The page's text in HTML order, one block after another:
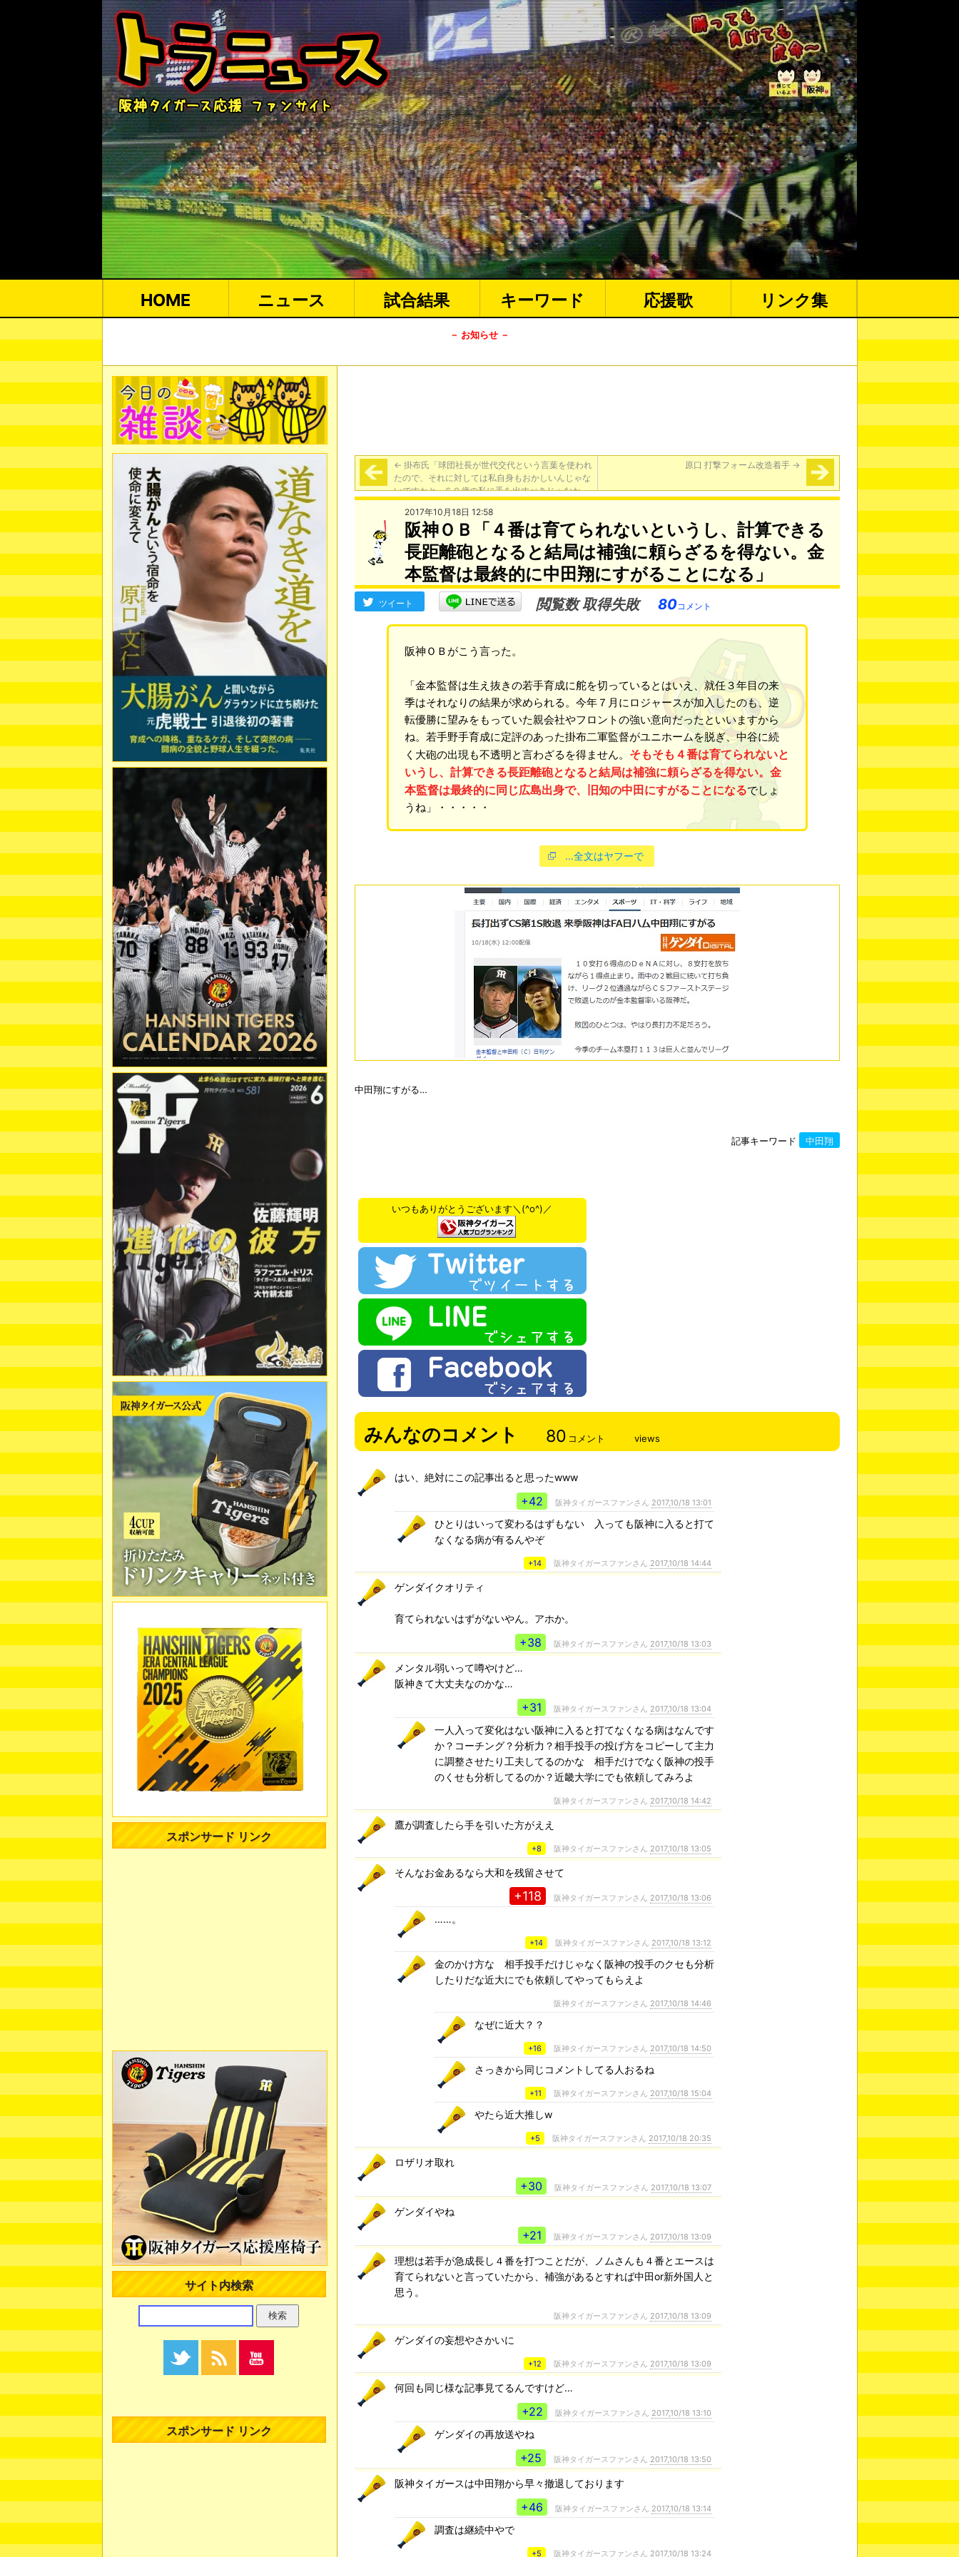
HOME ニュース 試合結果 キーワード 応援歌 リンク集
－ お知らせ －
← 掛布氏「球団社長が世代交代という言葉を使われ
たので、それに対しては私自身もおかしいんじゃな
いですかと…６０歳の私に手を出すべきじゃなかっ
たんですかって」
原口 打撃フォーム改造着手 →
2017年10月18日 12:58
阪神ＯＢ「４番は育てられないというし、計算できる
長距離砲となると結局は補強に頼らざるを得ない。金
本監督は最終的に中田翔にすがることになる」
ツイート 閲覧数 取得失敗 80コメント
阪神ＯＢがこう言った。
「金本監督は生え抜きの若手育成に舵を切っているとはいえ、就任３年目の来
季はそれなりの結果が求められる。今年７月にロジャースが加入したのも、逆
転優勝に望みをもっていた親会社やフロントの強い意向だったといいますから
ね。若手野手育成に定評のあった掛布二軍監督がユニホームを脱ぎ、中谷に続
く大砲の出現も不透明と言わざるを得ません。 そもそも４番は育てられないと
いうし、計算できる長距離砲となると結局は補強に頼らざるを得ない。金
本監督は最終的に同じ広島出身で、旧知の中田にすがることになるでしょ
うね」・・・・・
…全文はヤフーで
中田翔にすがる…
記事キーワード 中田翔
いつもありがとうございます＼(^o^)／
みんなのコメント 80 コメント views
はい、絶対にこの記事出ると思ったwww
+42 阪神タイガースファンさん 2017,10/18 13:01
ひとりはいって変わるはずもない 入っても阪神に入ると打て
なくなる病が有るんやぞ
+14 阪神タイガースファンさん 2017,10/18 14:44
ゲンダイクオリティ
育てられないはずがないやん。アホか。
+38 阪神タイガースファンさん 2017,10/18 13:03
メンタル弱いって噂やけど…
阪神きて大丈夫なのかな…
+31 阪神タイガースファンさん 2017,10/18 13:04
一人入って変化はない阪神に入ると打てなくなる病はなんです
か？コーチング？分析力？相手投手の投げ方をコピーして主力
に調整させたり工夫してるのかな 相手だけでなく阪神の投手
のくせも分析してるのか？近畿大学にでも依頼してみろよ
阪神タイガースファンさん 2017,10/18 14:42
鷹が調査したら手を引いた方がええ
+8 阪神タイガースファンさん 2017,10/18 13:05
そんなお金あるなら大和を残留させて
+118 阪神タイガースファンさん 2017,10/18 13:06
……。
+14 阪神タイガースファンさん 2017,10/18 13:12
金のかけ方な 相手投手だけじゃなく阪神の投手のクセも分析
したりだな近大にでも依頼してやってもらえよ
阪神タイガースファンさん 2017,10/18 14:46
なぜに近大？？
+16 阪神タイガースファンさん 2017,10/18 14:50
さっきから同じコメントしてる人おるね
+11 阪神タイガースファンさん 2017,10/18 15:04
やたら近大推しw
+5 阪神タイガースファンさん 2017,10/18 20:35
ロザリオ取れ
+30 阪神タイガースファンさん 2017,10/18 13:07
ゲンダイやね
+21 阪神タイガースファンさん 2017,10/18 13:09
理想は若手が急成長し４番を打つことだが、ノムさんも４番とエースは
育てられないと言っていたから、補強があるとすれば中田or新外国人と
思う。
阪神タイガースファンさん 2017,10/18 13:09
ゲンダイの妄想やさかいに
+12 阪神タイガースファンさん 2017,10/18 13:09
何回も同じ様な記事見てるんですけど…
+22 阪神タイガースファンさん 2017,10/18 13:10
ゲンダイの再放送やね
+25 阪神タイガースファンさん 2017,10/18 13:50
阪神タイガースは中田翔から早々撤退しております
+46 阪神タイガースファンさん 2017,10/18 13:14
調査は継続中やで
+5 阪神タイガースファンさん 2017,10/18 13:24
スポンサード リンク
サイト内検索
スポンサード リンク